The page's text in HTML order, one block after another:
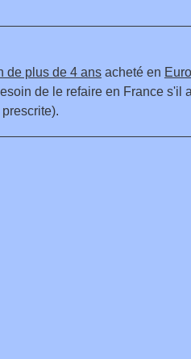
de plus de 4 ansacheté en
de le refaire en France s'il